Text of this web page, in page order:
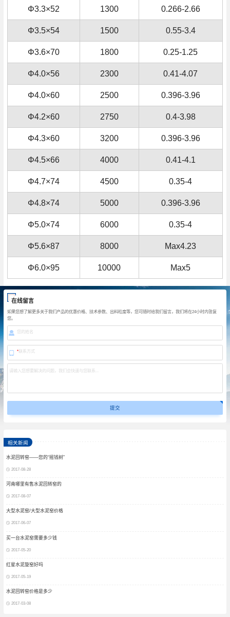
Φ3.3×52 1300 0.266-2.66
Φ3.5×54 1500 0.55-3.4
Φ3.6×70 1800 0.25-1.25
Φ4.0×56 2300 0.41-4.07
Φ4.0×60 2500 0.396-3.96
Φ4.2×60 2750 0.4-3.98
Φ4.3×60 3200 0.396-3.96
Φ4.5×66 4000 0.41-4.1
Φ4.7×74 4500 0.35-4
Φ4.8×74 5000 0.396-3.96
Φ5.0×74 6000 0.35-4
Φ5.6×87 8000 Max4.23
Φ6.0×95 10000 Max5
在线留言
如果您想了解更多关于我们产品的优惠价格、技术参数、出料粒度等，您可随时给我们留言，我们将在24小时内答复
您。
您的姓名
*联系方式
请输入您想要解决的问题，我们会快速与您联系...
相关新闻
水泥回转窑——您的“摇钱树”
2017-08-28
河南哪里有售水泥回转窑的
2017-08-07
大型水泥窑/大型水泥窑价格
2017-06-07
买一台水泥窑需要多少钱
2017-05-20
红星水泥旋窑好吗
2017-05-19
水泥回转窑价格是多少
2017-03-08